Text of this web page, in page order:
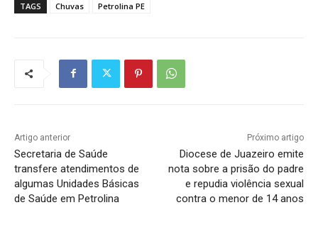
TAGS Chuvas Petrolina PE
Artigo anterior
Secretaria de Saúde
transfere atendimentos de
algumas Unidades Básicas
de Saúde em Petrolina
Próximo artigo
Diocese de Juazeiro emite
nota sobre a prisão do padre
e repudia violência sexual
contra o menor de 14 anos